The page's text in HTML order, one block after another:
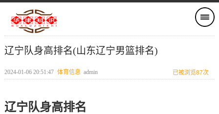
辽宁队身高排名(山东辽宁男篮排名)
2024-01-06 20:51:47 体育信息 admin 已被浏览87次
辽宁队身高排名